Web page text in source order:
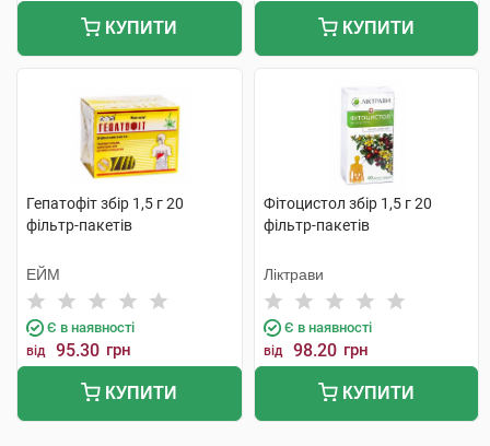
КУПИТИ КУПИТИ
Гепатофіт збір 1,5 г 20
фільтр-пакетів
ЕЙМ
Є в наявності
від 95.30 грн
КУПИТИ
Фітоцистол збір 1,5 г 20
фільтр-пакетів
Ліктрави
Є в наявності
від 98.20 грн
КУПИТИ